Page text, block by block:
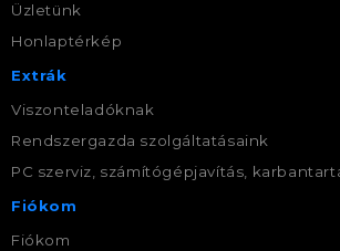
Üzletünk
Honlaptérkép
Extrák
Viszonteladóknak
Rendszergazda szolgáltatásaink
PC szerviz, számítógépjavítás,
Fiókom
Fiókom